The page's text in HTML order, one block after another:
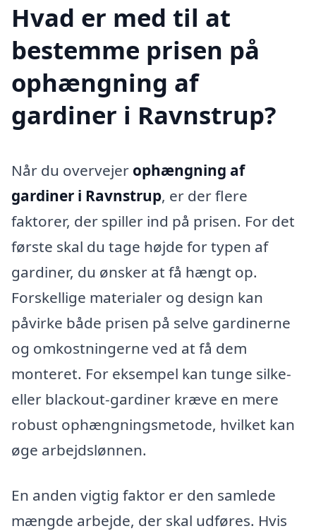
Hvad er med til at
bestemme prisen på
ophængning af
gardiner i Ravnstrup?
Når du overvejer ophængning af
gardiner i Ravnstrup, er der flere
faktorer, der spiller ind på prisen. For det
første skal du tage højde for typen af
gardiner, du ønsker at få hængt op.
Forskellige materialer og design kan
påvirke både prisen på selve gardinerne
og omkostningerne ved at få dem
monteret. For eksempel kan tunge silke-
eller blackout-gardiner kræve en mere
robust ophængningsmetode, hvilket kan
øge arbejdslønnen.
En anden vigtig faktor er den samlede
mængde arbejde, der skal udføres. Hvis